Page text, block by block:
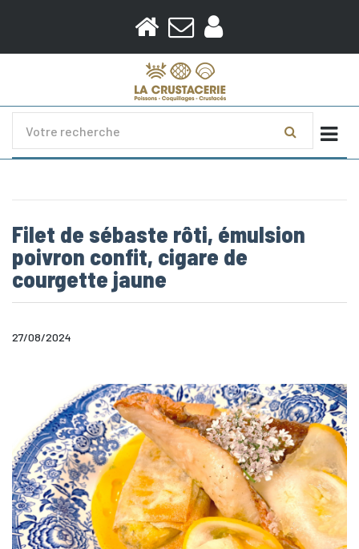
Filet de sébaste rôti, émulsion
poivron confit, cigare de
courgette jaune
27/08/2024